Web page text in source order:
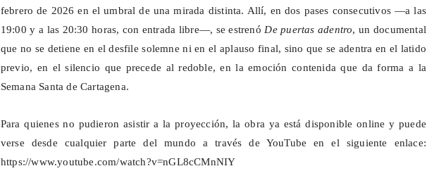
febrero de 2026 en el umbral de una mirada distinta. Allí, en dos pases consecutivos —a las
19:00 y a las 20:30 horas, con entrada libre—, se estrenóDe puertas adentro, un documental
que no se detiene en el desfile solemne ni en el aplauso final, sino que se adentra en el latido
previo, en el silencio que precede al redoble, en la emoción contenida que da forma a la
Semana Santa de Cartagena.
Para quienes no pudieron asistir a la proyección, la obra ya está disponible online y puede
verse desde cualquier parte del mundo a través de YouTube en el siguiente enlace:
https://www.youtube.com/watch?v=nGL8cCMnNIY